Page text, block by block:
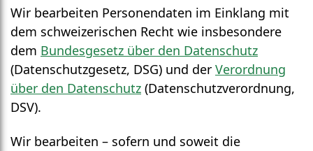
Wir bearbeiten Personen­daten im Einklang mit
dem schweizerischen Recht wie insbesondere
dem Bundes­gesetz über den Daten­schutz
(Daten­schutz­gesetz, DSG) und der Verordnung
über den Daten­schutz (Daten­schutz­verordnung,
DSV).
Wir bearbeiten – sofern und soweit die